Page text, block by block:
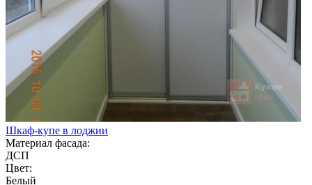
Шкаф-купе в лоджии
Материал фасада:
ДСП
Цвет:
Белый